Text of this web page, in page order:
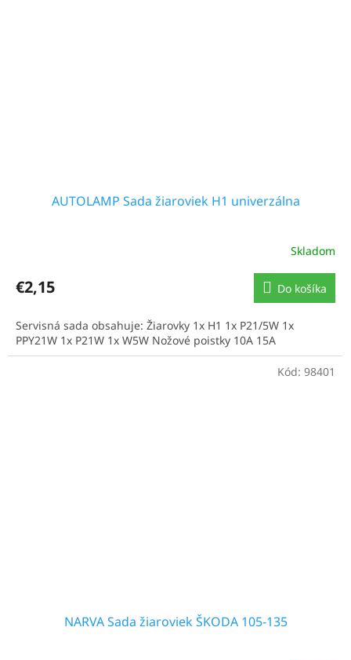
AUTOLAMP Sada žiaroviek H1 univerzálna
Skladom
€2,15 Do košíka
Servisná sada obsahuje: Žiarovky 1x H1 1x P21/5W 1x
PPY21W 1x P21W 1x W5W Nožové poistky 10A 15A
NARVA Sada žiaroviek ŠKODA 105-135
Kód: 98401